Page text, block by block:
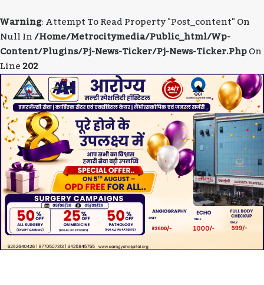
Warning: Attempt To Read Property "post_content" On
Null In/home/metrocitymedia/public_html/wp-
Content/plugins/pj-News-Ticker/pj-News-Ticker.phpOn
Line202